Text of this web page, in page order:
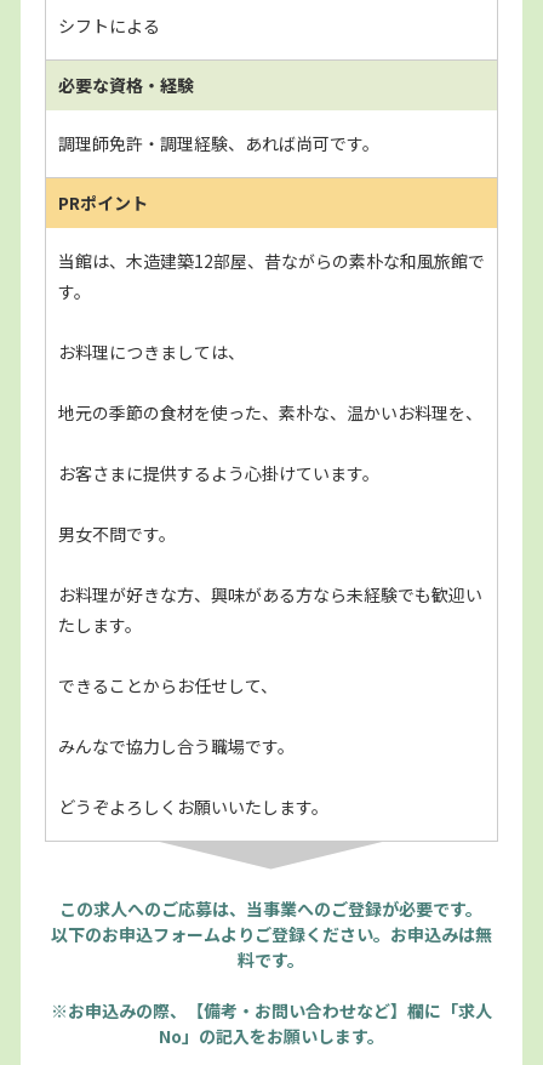
シフトによる
必要な資格・経験
調理師免許・調理経験、あれば尚可です。
PRポイント
当館は、木造建築12部屋、昔ながらの素朴な和風旅館で
す。
お料理につきましては、
地元の季節の食材を使った、素朴な、温かいお料理を、
お客さまに提供するよう心掛けています。
男女不問です。
お料理が好きな方、興味がある方なら未経験でも歓迎い
たします。
できることからお任せして、
みんなで協力し合う職場です。
どうぞよろしくお願いいたします。
この求人へのご応募は、当事業へのご登録が必要です。
以下のお申込フォームよりご登録ください。お申込みは無
料です。
※お申込みの際、【備考・お問い合わせなど】欄に「求人
No」の記入をお願いします。